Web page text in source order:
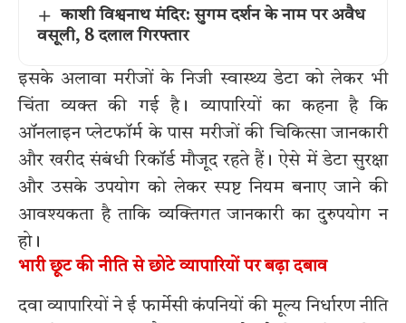
काशी विश्वनाथ मंदिर: सुगम दर्शन के नाम पर अवैध
वसूली, 8 दलाल गिरफ्तार
इसके अलावा मरीजों के निजी स्वास्थ्य डेटा को लेकर भी
चिंता व्यक्त की गई है। व्यापारियों का कहना है कि
ऑनलाइन प्लेटफॉर्म के पास मरीजों की चिकित्सा जानकारी
और खरीद संबंधी रिकॉर्ड मौजूद रहते हैं। ऐसे में डेटा सुरक्षा
और उसके उपयोग को लेकर स्पष्ट नियम बनाए जाने की
आवश्यकता है ताकि व्यक्तिगत जानकारी का दुरुपयोग न
हो।
भारी छूट की नीति से छोटे व्यापारियों पर बढ़ा दबाव
दवा व्यापारियों ने ई फार्मेसी कंपनियों की मूल्य निर्धारण नीति